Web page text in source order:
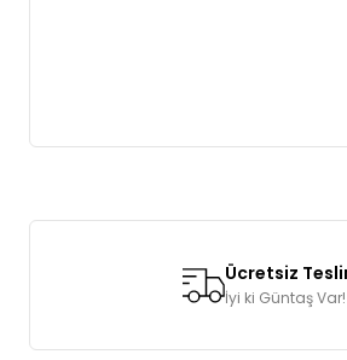
Ürün resmi kalitesiz, bozuk veya
Ürün açıklamasında eksik bilgiler
Ürün bilgilerinde hatalar
Ücretsiz
İyi ki Güntaş Var!